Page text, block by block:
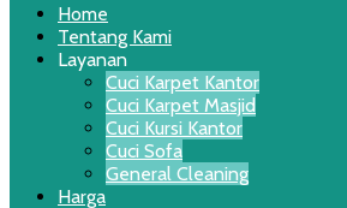
Home
Tentang Kami
Layanan
Cuci Karpet Kantor
Cuci Karpet Masjid
Cuci Kursi Kantor
Cuci Sofa
General Cleaning
Harga